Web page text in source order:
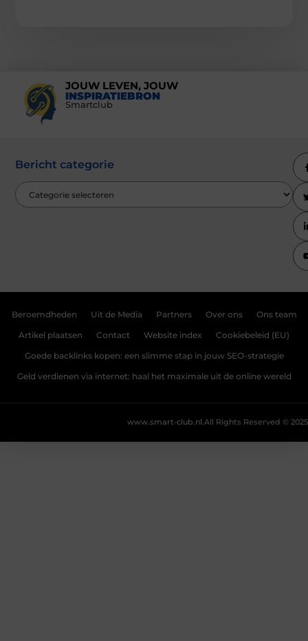
JOUW LEVEN, JOUW
INSPIRATIEBRON
Smartclub
Bericht categorie
Beroemdheden Uit de Media Partners Over ons Ons team
Artikel plaatsen Contact Website index Cookiebeleid (EU)
Goede backlinks kopen: een slimme stap in jouw SEO-strategie
Geld verdienen via internet: haal het maximale uit de online wereld
All Rights Reserved © 2025
www.smart-club.nl.